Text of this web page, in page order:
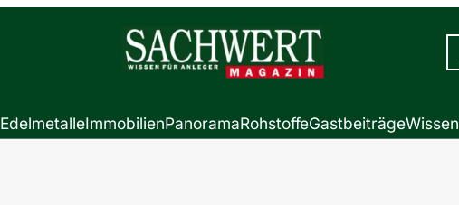
EdelmetalleImmobilienPanoramaRohstoffeGastbeiträgeWissen